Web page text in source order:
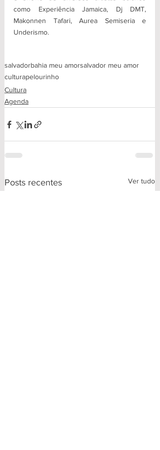
como Experiência Jamaica, Dj DMT,
Makonnen Tafari, Aurea Semiseria e
Underismo.
salvadorbahia meu amorsalvador meu amor
culturapelourinho
Cultura
Agenda
Posts recentes Ver tudo